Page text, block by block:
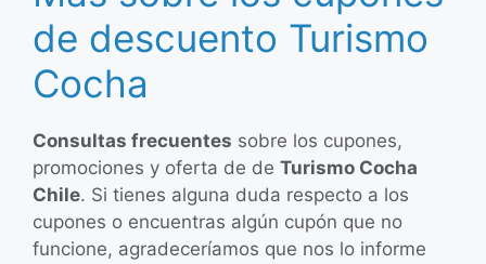
de descuento Turismo
Cocha
Consultas frecuentes sobre los cupones,
promociones y oferta de de Turismo Cocha
Chile. Si tienes alguna duda respecto a los
cupones o encuentras algún cupón que no
funcione, agradeceríamos que nos lo informe